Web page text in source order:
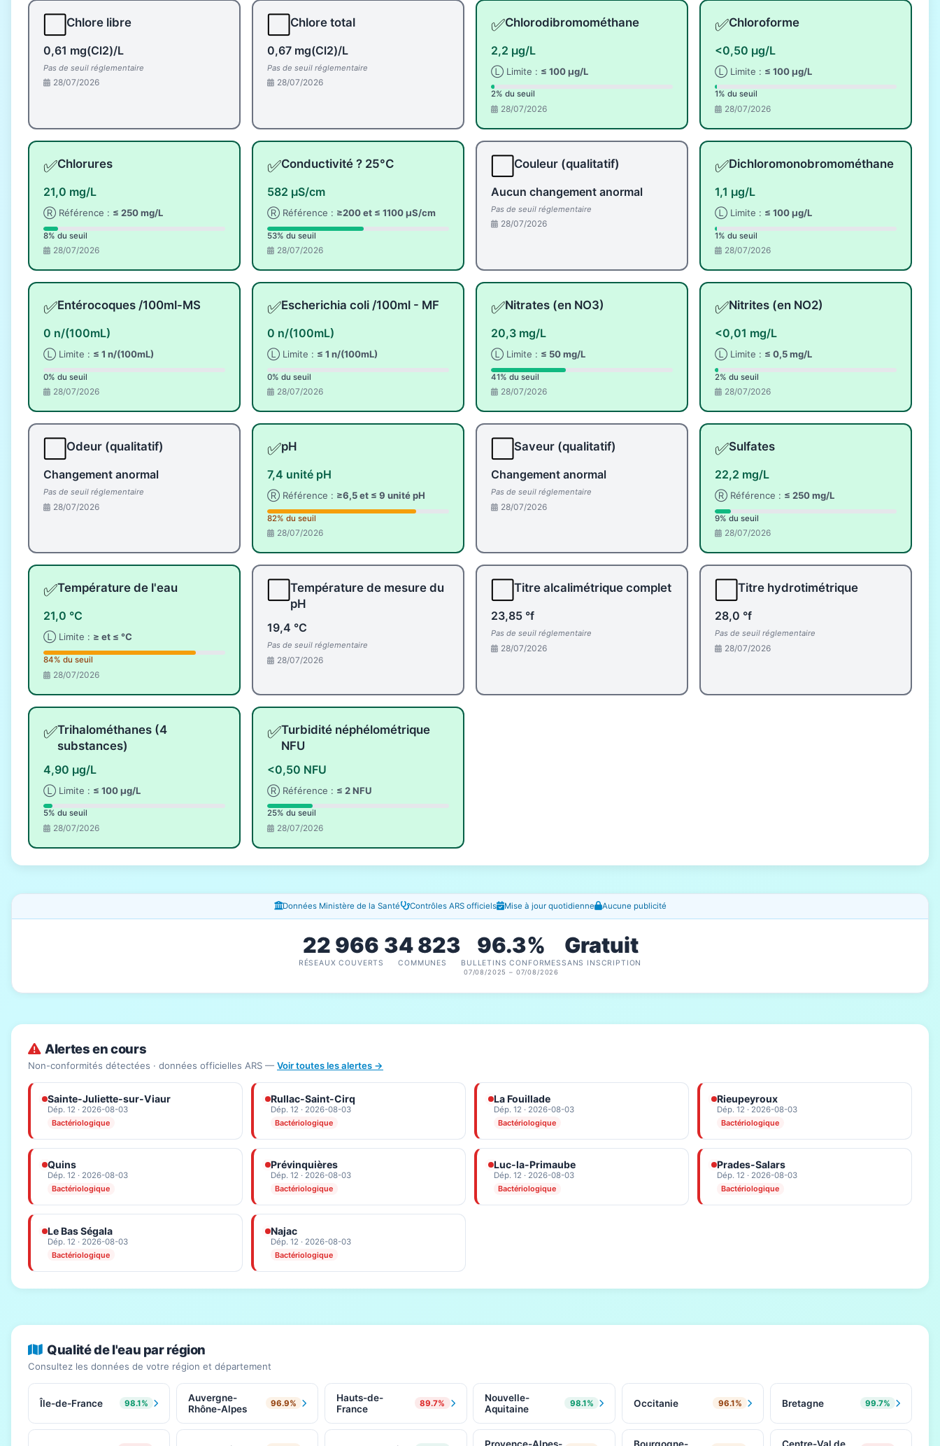
Chlore libre
0,61 mg(Cl2)/L
Pas de seuil réglementaire
28/07/2026
Chlore total
0,67 mg(Cl2)/L
Pas de seuil réglementaire
28/07/2026
✅Chlorodibromométhane
2,2 µg/L
Ⓛ Limite : ≤ 100 µg/L
2% du seuil
28/07/2026
✅Chloroforme
<0,50 µg/L
Ⓛ Limite : ≤ 100 µg/L
1% du seuil
28/07/2026
✅Chlorures
21,0 mg/L
Ⓡ Référence : ≤ 250 mg/L
8% du seuil
28/07/2026
✅Conductivité ? 25°C
582 µS/cm
Ⓡ Référence : ≥200 et ≤ 1100 µS/cm
53% du seuil
28/07/2026
Couleur (qualitatif)
Aucun changement anormal
Pas de seuil réglementaire
28/07/2026
✅Dichloromonobromométhane
1,1 µg/L
Ⓛ Limite : ≤ 100 µg/L
1% du seuil
28/07/2026
✅Entérocoques /100ml-MS
0 n/(100mL)
Ⓛ Limite : ≤ 1 n/(100mL)
0% du seuil
28/07/2026
✅Escherichia coli /100ml - MF
0 n/(100mL)
Ⓛ Limite : ≤ 1 n/(100mL)
0% du seuil
28/07/2026
✅Nitrates (en NO3)
20,3 mg/L
Ⓛ Limite : ≤ 50 mg/L
41% du seuil
28/07/2026
✅Nitrites (en NO2)
<0,01 mg/L
Ⓛ Limite : ≤ 0,5 mg/L
2% du seuil
28/07/2026
Odeur (qualitatif)
Changement anormal
Pas de seuil réglementaire
28/07/2026
✅pH
7,4 unité pH
Ⓡ Référence : ≥6,5 et ≤ 9 unité pH
82% du seuil
28/07/2026
Saveur (qualitatif)
Changement anormal
Pas de seuil réglementaire
28/07/2026
✅Sulfates
22,2 mg/L
Ⓡ Référence : ≤ 250 mg/L
9% du seuil
28/07/2026
✅Température de l'eau
21,0 °C
Ⓛ Limite : ≥ et ≤ °C
84% du seuil
28/07/2026
Température de mesure du
pH
19,4 °C
Pas de seuil réglementaire
28/07/2026
Titre alcalimétrique complet
23,85 °f
Pas de seuil réglementaire
28/07/2026
Titre hydrotimétrique
28,0 °f
Pas de seuil réglementaire
28/07/2026
✅Trihalométhanes (4
substances)
4,90 µg/L
Ⓛ Limite : ≤ 100 µg/L
5% du seuil
28/07/2026
✅Turbidité néphélométrique
NFU
<0,50 NFU
Ⓡ Référence : ≤ 2 NFU
25% du seuil
28/07/2026
Fenêtres d'information Données Ministère de la Santé Contrôles ARS officiels Mise à jour quotidienne Aucune publicité
22 966
RÉSEAUX COUVERTS
34 823
COMMUNES
96.3%
BULLETINS CONFORMES
07/08/2025 – 07/08/2026
Gratuit
SANS INSCRIPTION
Alertes en cours
Non-conformités détectées · données officielles ARS — Voir toutes les alertes →
Sainte-Juliette-sur-Viaur
Dép. 12 · 2026-08-03
Bactériologique
Rullac-Saint-Cirq
Dép. 12 · 2026-08-03
Bactériologique
La Fouillade
Dép. 12 · 2026-08-03
Bactériologique
Rieupeyroux
Dép. 12 · 2026-08-03
Bactériologique
Quins
Dép. 12 · 2026-08-03
Bactériologique
Prévinquières
Dép. 12 · 2026-08-03
Bactériologique
Luc-la-Primaube
Dép. 12 · 2026-08-03
Bactériologique
Prades-Salars
Dép. 12 · 2026-08-03
Bactériologique
Le Bas Ségala
Dép. 12 · 2026-08-03
Bactériologique
Najac
Dép. 12 · 2026-08-03
Bactériologique
Qualité de l'eau par région
Consultez les données de votre région et département
Île-de-France 98.1%
Auvergne-
Rhône-Alpes
96.9%
Hauts-de-
France
89.7%
Nouvelle-
Aquitaine
98.1% Occitanie 96.1% Bretagne 99.7%